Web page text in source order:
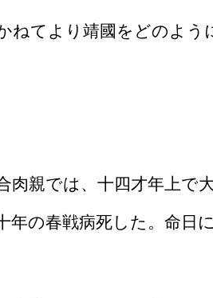
ねてより靖國をどのよう
肉親では、十四才年上
年の春戦病死した。命